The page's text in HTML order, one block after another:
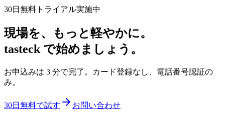
30日無料トライアル実施中
現場を、もっと軽やかに。
tasteck で始めましょう。
お申込みは 3 分で完了。カード登録なし、電話番号認証の
み。
30日無料で試す お問い合わせ